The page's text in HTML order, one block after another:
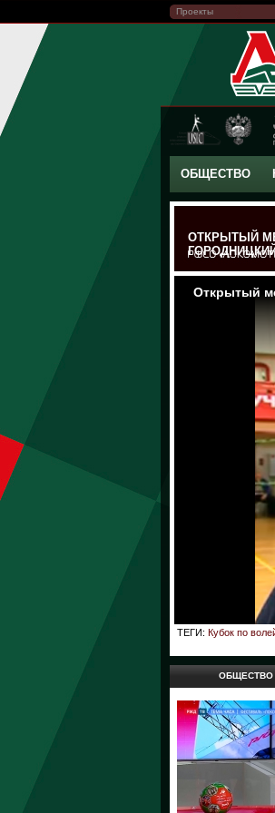
Проекты
ОБЩЕСТВО
ОТКРЫТЫЙ
ТЕГИ: Кубок по
ОБЩЕСТВО